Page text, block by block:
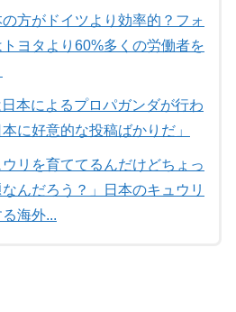
方がドイツより効率的？フォ
ヨタより60%多くの労働者を
本によるプロパガンダが行わ
に好意的な投稿ばかりだ」
リを育ててるんだけどちょっ
んだろう？」日本のキュウリ
海外...